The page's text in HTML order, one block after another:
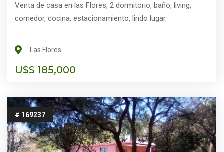
Venta de casa en las Flores, 2 dormitorio, baño, living,
comedor, cocina, estacionamiento, lindo lugar.
Las Flores
U$S 185,000
# 169237